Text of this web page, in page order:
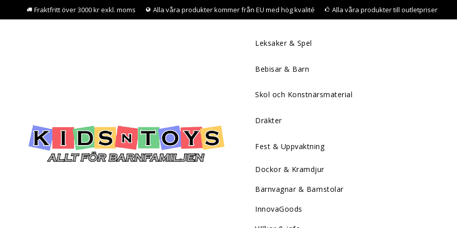
Fraktfritt över 3000 kr exkl. moms Alla våra produkter kommer från EU med hög kvalité Alla våra produkter till outletpriser
Leksaker & Spel
Bebisar & Barn
Skol och Konstnärsmaterial
Dräkter
Fest & Uppvaktning
Dockor & Kramdjur
Barnvagnar & Barnstolar
InnovaGoods